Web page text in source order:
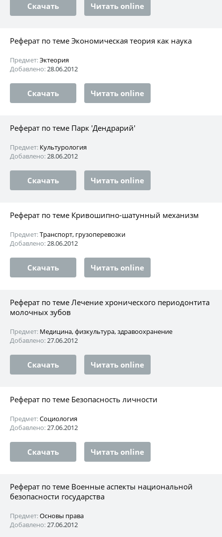
Скачать Читать online
Реферат по теме Экономическая теория как наука
Предмет:Эктеория
Добавлено:28.06.2012
Скачать Читать online
Реферат по теме Парк 'Дендрарий'
Предмет: Культурология
Добавлено:28.06.2012
Скачать Читать online
Реферат по теме Кривошипно-шатунный механизм
Предмет:Транспорт, грузоперевозки
Добавлено:28.06.2012
Скачать Читать online
Реферат по теме Лечение хронического периодонтита
молочных зубов
Предмет: Медицина, физкультура, здравоохранение
Добавлено:27.06.2012
Скачать Читать online
Реферат по теме Безопасность личности
Предмет:Социология
Добавлено:27.06.2012
Скачать Читать online
Реферат по теме Военные аспекты национальной
безопасности государства
Предмет:Основы права
Добавлено:27.06.2012